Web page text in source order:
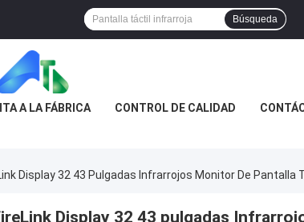
Búsqueda
A LA FÁBRICA CONTROL DE CALIDAD
Display 32 43 Pulgadas Infrarrojos Monitor De Pantalla
Display 32 43 pulgadas